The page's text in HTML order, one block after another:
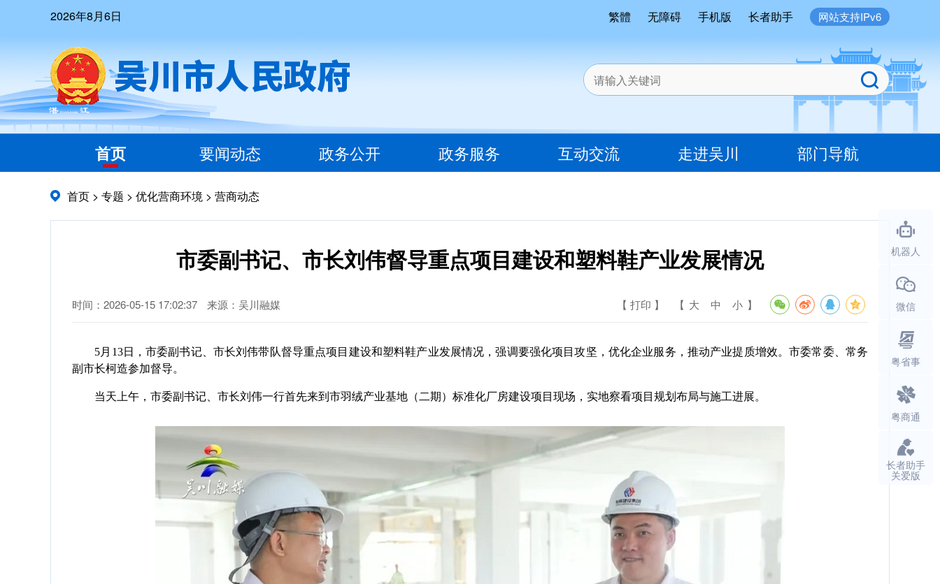
2026年8月6日 繁體 无障碍 手机版 长者助手 网站支持IPv6
首页 要闻动态 政务公开 政务服务 互动交流 走进吴川 部门导航
首页 > 专题 > 优化营商环境 > 营商动态
市委副书记、市长刘伟督导重点项目建设和塑料鞋产业发展情况
时间：2026-05-15 17:02:37 来源：吴川融媒 【 打印 】 【 大 中 小 】
5月13日，市委副书记、市长刘伟带队督导重点项目建设和塑料鞋产业发展情况，强调要强化项目攻坚，优化企业服务，推动产业提质增效。市委常委、常务
副市长柯造参加督导。
当天上午，市委副书记、市长刘伟一行首先来到市羽绒产业基地（二期）标准化厂房建设项目现场，实地察看项目规划布局与施工进展。
机器人
微信
粤省事
粤商通
长者助手
关爱版